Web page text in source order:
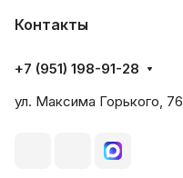
Контакты
+7 (951) 198-91-28
ул. Максима Горького, 76